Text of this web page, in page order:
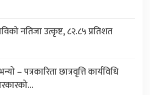
नतिजा उत्कृष्ट, ८२.८५ प्रतिशत
– पत्रकारिता छात्रवृत्ति कार्यविधि